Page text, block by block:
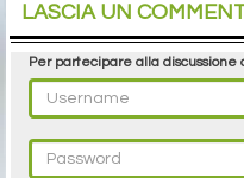
LASCIA UN
Per partecipare alla